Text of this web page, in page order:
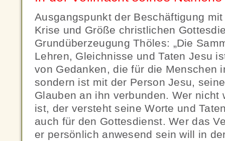
Ausgangspunkt der Beschäftigung
Krise und Größe christlichen
Grundüberzeugung Thöles: „Die
Lehren, Gleichnisse und Taten Jesu
von Gedanken, die für die Menschen
sondern ist mit der Person Jesu,
Glauben an ihn verbunden. Wer nicht
ist, der versteht seine Worte und
auch für den Gottesdienst. Wer das
er persönlich anwesend sein will in